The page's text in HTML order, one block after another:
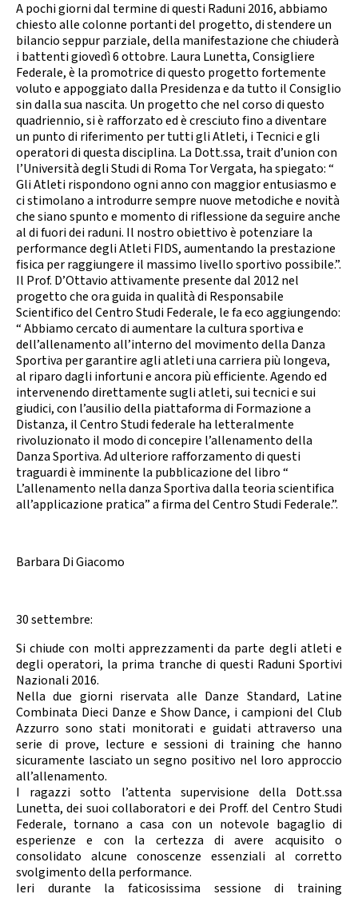
A pochi giorni dal termine di questi Raduni 2016, abbiamo
chiesto alle colonne portanti del progetto, di stendere un
bilancio seppur parziale, della manifestazione che chiuderà
i battenti giovedì 6 ottobre. Laura Lunetta, Consigliere
Federale, è la promotrice di questo progetto fortemente
voluto e appoggiato dalla Presidenza e da tutto il Consiglio
sin dalla sua nascita. Un progetto che nel corso di questo
quadriennio, si è rafforzato ed è cresciuto fino a diventare
un punto di riferimento per tutti gli Atleti, i Tecnici e gli
operatori di questa disciplina. La Dott.ssa, trait d’union con
l’Università degli Studi di Roma Tor Vergata, ha spiegato: “
Gli Atleti rispondono ogni anno con maggior entusiasmo e
ci stimolano a introdurre sempre nuove metodiche e novità
che siano spunto e momento di riflessione da seguire anche
al di fuori dei raduni. Il nostro obiettivo è potenziare la
performance degli Atleti FIDS, aumentando la prestazione
fisica per raggiungere il massimo livello sportivo possibile.”.
Il Prof. D’Ottavio attivamente presente dal 2012 nel
progetto che ora guida in qualità di Responsabile
Scientifico del Centro Studi Federale, le fa eco aggiungendo:
“ Abbiamo cercato di aumentare la cultura sportiva e
dell’allenamento all’interno del movimento della Danza
Sportiva per garantire agli atleti una carriera più longeva,
al riparo dagli infortuni e ancora più efficiente. Agendo ed
intervenendo direttamente sugli atleti, sui tecnici e sui
giudici, con l’ausilio della piattaforma di Formazione a
Distanza, il Centro Studi federale ha letteralmente
rivoluzionato il modo di concepire l’allenamento della
Danza Sportiva. Ad ulteriore rafforzamento di questi
traguardi è imminente la pubblicazione del libro “
L’allenamento nella danza Sportiva dalla teoria scientifica
all’applicazione pratica” a firma del Centro Studi Federale.”.
Barbara Di Giacomo
30 settembre:
Si chiude con molti apprezzamenti da parte degli atleti e
degli operatori, la prima tranche di questi Raduni Sportivi
Nazionali 2016.
Nella due giorni riservata alle Danze Standard, Latine
Combinata Dieci Danze e Show Dance, i campioni del Club
Azzurro sono stati monitorati e guidati attraverso una
serie di prove, lecture e sessioni di training che hanno
sicuramente lasciato un segno positivo nel loro approccio
all’allenamento.
I ragazzi sotto l’attenta supervisione della Dott.ssa
Lunetta, dei suoi collaboratori e dei Proff. del Centro Studi
Federale, tornano a casa con un notevole bagaglio di
esperienze e con la certezza di avere acquisito o
consolidato alcune conoscenze essenziali al corretto
svolgimento della performance.
Ieri durante la faticosissima sessione di training